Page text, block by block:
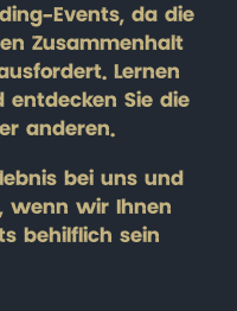
Events, da die
Zusammenhalt
Lernen
entdecken Sie die
anderen.
bei uns und
wenn wir Ihnen
behilflich sein